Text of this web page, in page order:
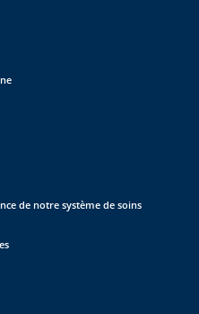
de notre système de soins